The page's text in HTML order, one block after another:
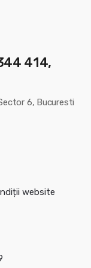
414,
6, Bucuresti
website